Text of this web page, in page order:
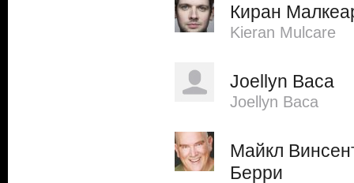
Киран
Kieran Mulcare
Joellyn Baca
Joellyn Baca
Майкл
Берри